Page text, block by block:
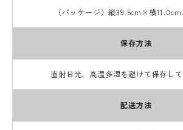
（パッケージ）縦39.5cm×横
保存方法
直射日光、高温多湿を避けて保存して
配送方法